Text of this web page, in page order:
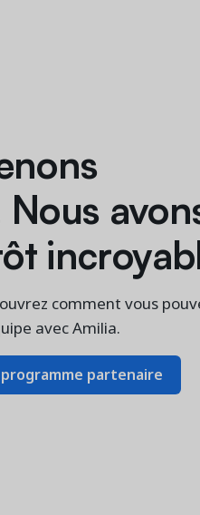
comment vous
avec Amilia.
partenaire